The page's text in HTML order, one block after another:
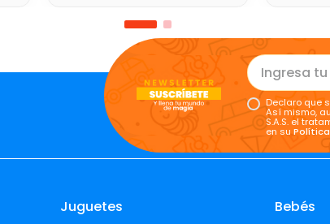
Declaro que
Así mismo,
S.A.S. el
en su
Juguetes Bebés